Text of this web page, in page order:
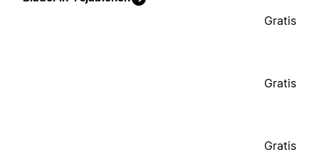
Gratis
Gratis
Gratis